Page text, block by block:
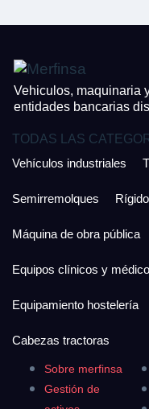
Vehiculos, maquinaria
entidades bancarias
Sobre merfinsa
Gestión de
TODAS LAS
Vehículos industriales
Semirremolques
Máquina de obra pública
Equipos clínicos y
Equipamiento hostelería
Cabezas tractoras
Acepto la Política de
continuación confirma que